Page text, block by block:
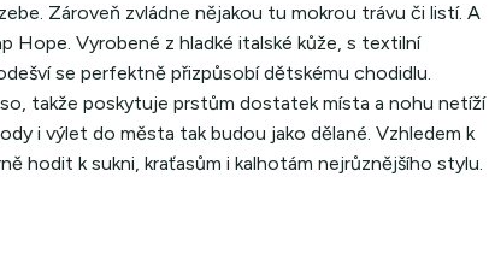
Zároveň zvládne nějakou tu mokrou trávu či listí. A
Vyrobené z hladké italské kůže, s textilní
se perfektně přizpůsobí dětskému chodidlu.
takže poskytuje prstům dostatek místa a nohu netíží
i výlet do města tak budou jako dělané. Vzhledem k
hodit k sukni, kraťasům i kalhotám nejrůznějšího stylu.